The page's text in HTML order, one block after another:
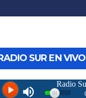
SUR EN VIVO